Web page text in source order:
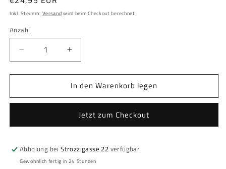
Preis
Inkl. Steuern. Versand wird beim Checkout berechnet
Anzahl
Anzahl
Verringere
die
Menge
One
Framed
&quot;Nika&quot;
(30x40)
Erhöhe
die
Menge
für
One
Framed
&quot;Nika&quot;
(30x40)
In den Warenkorb legen
Jetzt zum Checkout
Abholung beiStrozzigasse 22 verfügbar
Gewöhnlich fertig in 24 Stunden